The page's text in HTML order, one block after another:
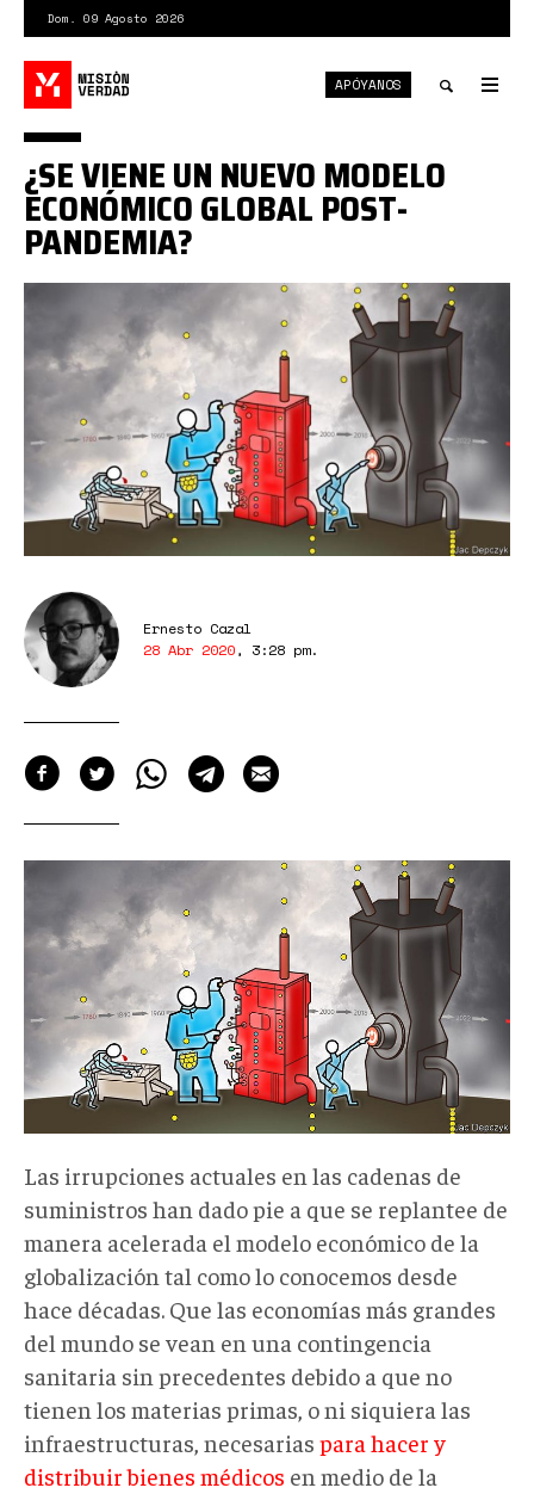
contenido
principal
Dom. 09 Agosto 2026
APÓYANOS
0*TJF51BL-
8fveS8np.jpg
¿SE VIENE UN NUEVO MODELO
ECONÓMICO GLOBAL POST-
PANDEMIA?
Ernesto Cazal
28 Abr 2020, 3:28 pm.
Las irrupciones actuales en las cadenas de
suministros han dado pie a que se replantee de
manera acelerada el modelo económico de la
globalización tal como lo conocemos desde
hace décadas. Que las economías más grandes
del mundo se vean en una contingencia
sanitaria sin precedentes debido a que no
tienen los materias primas, o ni siquiera las
infraestructuras, necesarias para hacer y
distribuir bienes médicos en medio de la